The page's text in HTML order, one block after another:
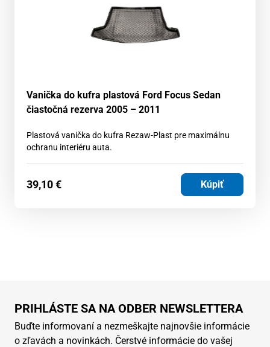
Vanička do kufra plastová Ford Focus Sedan
čiastočná rezerva 2005 – 2011
Plastová vanička do kufra Rezaw-Plast pre maximálnu
ochranu interiéru auta.
39,10€ Kúpiť
PRIHLÁSTE SA NA ODBER NEWSLETTERA
Buďte informovaní a nezmeškajte najnovšie informácie
o zľavách a novinkách. Čerstvé informácie do vašej